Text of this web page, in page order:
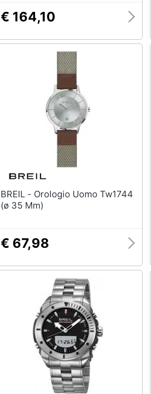
€ 164,10
BREIL - Orologio Uomo Tw1744
(ø 35 Mm)
€ 67,98